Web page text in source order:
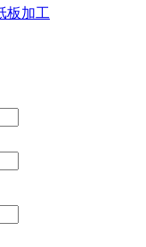
板加工